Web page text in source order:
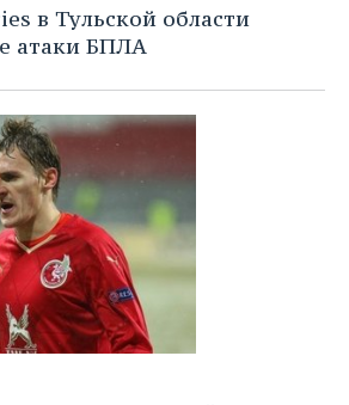
в Тульской области
атаки БПЛА